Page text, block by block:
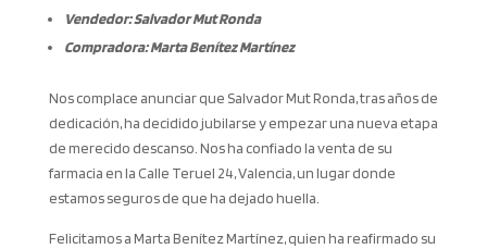
Vendedor: Salvador Mut Ronda
Compradora: Marta Benítez Martínez
Nos complace anunciar que Salvador Mut Ronda, tras años de
dedicación, ha decidido jubilarse y empezar una nueva etapa
de merecido descanso. Nos ha confiado la venta de su
farmacia en la Calle Teruel 24, Valencia, un lugar donde
estamos seguros de que ha dejado huella.
Felicitamos a Marta Benítez Martínez, quien ha reafirmado su